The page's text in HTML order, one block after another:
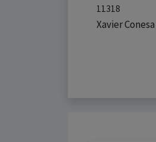
11318
Xavier